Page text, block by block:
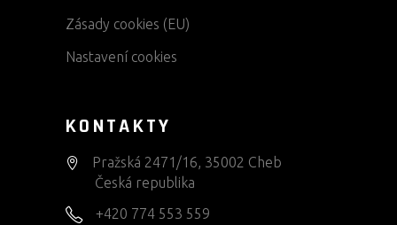
Zásady cookies (EU)
Nastavení cookies
KONTAKTY
Pražská 2471/16, 35002 Cheb
Česká republika
+420 774 553 559